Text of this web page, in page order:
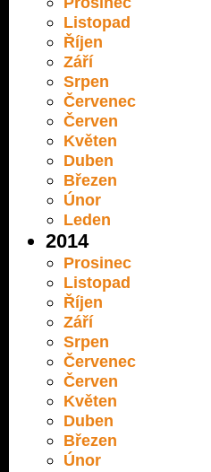
Listopad
Říjen
Září
Srpen
Červenec
Červen
Květen
Duben
Březen
Únor
Leden
2014
Prosinec
Listopad
Říjen
Září
Srpen
Červenec
Červen
Květen
Duben
Březen
Únor